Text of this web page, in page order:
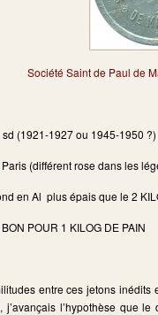
Société Saint de Paul de
sd (1921-1927 ou 1945-1950 ?)
Paris (différent rose dans les
en Al plus épais que le 2
BON POUR 1 KILOG DE PAIN
entre ces jetons inédits
j’avançais l’hypothèse que